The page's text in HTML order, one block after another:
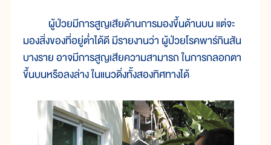
ผู้ป่วยมีการสูญเสียด้านการมองขึ้นด้านบน แต่จะ
มองสิ่งของที่อยู่ต่ำได้ดี มีรายงานว่า ผู้ป่วยโรคพาร์กินสัน
บางราย อาจมีการสูญเสียความสามารถ ในการกลอกตา
ขึ้นบนหรือลงล่าง ในแนวดิ่งทั้งสองทิศทางได้